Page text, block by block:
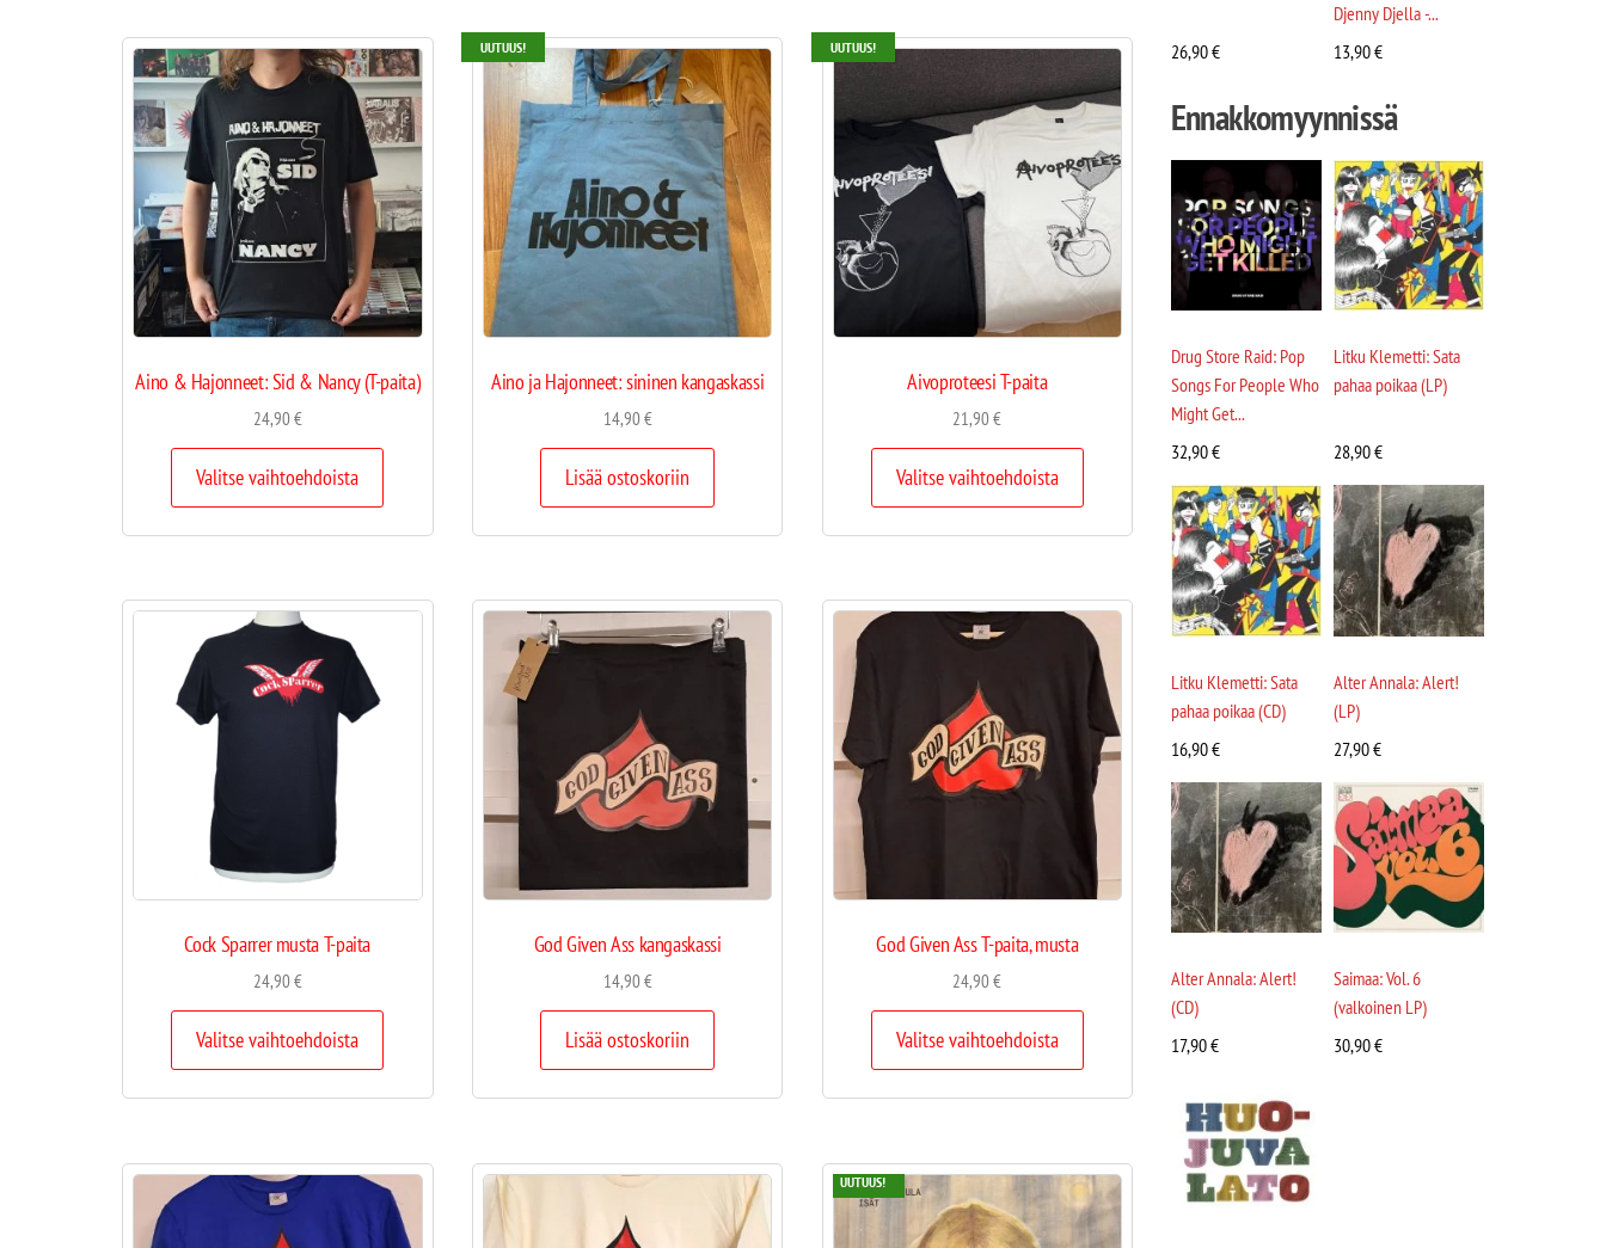
Aino & Hajonneet: Sid & Nancy (T-paita)
24,90€
Valitse vaihtoehdoista
UUTUUS!
Aino ja Hajonneet: sininen kangaskassi
14,90€
Lisää ostoskoriin
UUTUUS!
Aivoproteesi T-paita
21,90€
Valitse vaihtoehdoista
Cock Sparrer musta T-paita
24,90€
Valitse vaihtoehdoista
God Given Ass kangaskassi
14,90€
Lisää ostoskoriin
God Given Ass T-paita, musta
24,90€
Valitse vaihtoehdoista
UUTUUS!
26,90€
Djenny Djella -...
13,90€
Ennakkomyynnissä
Drug Store Raid: Pop
Songs For People Who
Might Get...
32,90€
Litku Klemetti: Sata
pahaa poikaa (LP)
28,90€
Litku Klemetti: Sata
pahaa poikaa (CD)
16,90€
Alter Annala: Alert!
(LP)
27,90€
Alter Annala: Alert!
(CD)
17,90€
Saimaa: Vol. 6
(valkoinen LP)
30,90€